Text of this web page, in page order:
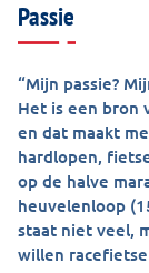
Passie
“Mijn passie?
Het is een bron
en dat maakt
hardlopen,
op de halve
heuvelenloop
staat niet veel,
willen